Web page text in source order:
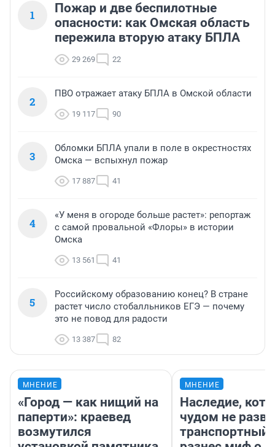
1
Пожар и две беспилотные
опасности: как Омская область
пережила вторую атаку БПЛА
29 269 22
2
ПВО отражает атаку БПЛА в Омской области
19 117 90
3
Обломки БПЛА упали в поле в окрестностях
Омска — вспыхнул пожар
17 887 41
4
«У меня в огороде больше растет»: репортаж
с самой провальной «Флоры» в истории
Омска
13 561 41
5
Российскому образованию конец? В стране
растет число стобалльников ЕГЭ — почему
это не повод для радости
13 387 82
МНЕНИЕ
«Город — как нищий на
паперти»: краевед
возмутился
МНЕНИЕ
Наследие,
чудом не
транспортный